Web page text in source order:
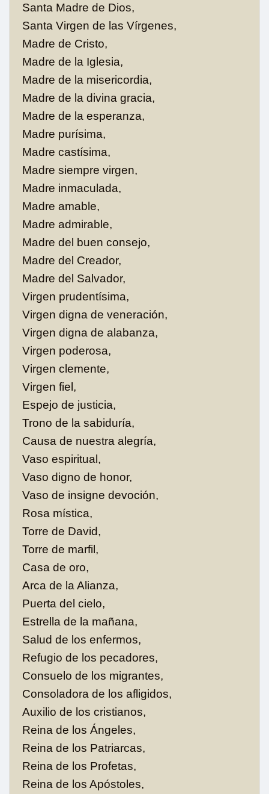
Santa Madre de Dios,
Santa Virgen de las Vírgenes,
Madre de Cristo,
Madre de la Iglesia,
Madre de la misericordia,
Madre de la divina gracia,
Madre de la esperanza,
Madre purísima,
Madre castísima,
Madre siempre virgen,
Madre inmaculada,
Madre amable,
Madre admirable,
Madre del buen consejo,
Madre del Creador,
Madre del Salvador,
Virgen prudentísima,
Virgen digna de veneración,
Virgen digna de alabanza,
Virgen poderosa,
Virgen clemente,
Virgen fiel,
Espejo de justicia,
Trono de la sabiduría,
Causa de nuestra alegría,
Vaso espiritual,
Vaso digno de honor,
Vaso de insigne devoción,
Rosa mística,
Torre de David,
Torre de marfil,
Casa de oro,
Arca de la Alianza,
Puerta del cielo,
Estrella de la mañana,
Salud de los enfermos,
Refugio de los pecadores,
Consuelo de los migrantes,
Consoladora de los afligidos,
Auxilio de los cristianos,
Reina de los Ángeles,
Reina de los Patriarcas,
Reina de los Profetas,
Reina de los Apóstoles,